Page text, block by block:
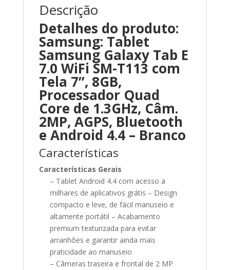
Processador
1.3GHz,
2MP,
AGPS,
Bluetooth
Android
Branco
quantidade
Descrição
Detalhes do produto:
Samsung: Tablet
Samsung Galaxy Tab E
7.0 WiFi SM-T113 com
Tela 7”, 8GB,
Processador Quad
Core de 1.3GHz, Câm.
2MP, AGPS, Bluetooth
e Android 4.4 – Branco
Características
Características Gerais
– Tablet Android 4.4 com acesso a
milhares de aplicativos grátis – Design
compacto e leve, de fácil manuseio e
altamente portátil – Acabamento
premium texturizada para evitar
arranhões e garantir ainda mais
praticidade ao manuseio
– Câmeras traseira e frontal de 2 MP